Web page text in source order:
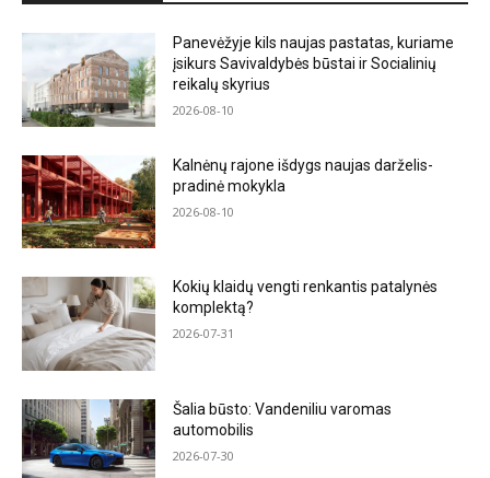
Panevėžyje kils naujas pastatas, kuriame
įsikurs Savivaldybės būstai ir Socialinių
reikalų skyrius
2026-08-10
Kalnėnų rajone išdygs naujas darželis-
pradinė mokykla
2026-08-10
Kokių klaidų vengti renkantis patalynės
komplektą?
2026-07-31
Šalia būsto: Vandeniliu varomas
automobilis
2026-07-30